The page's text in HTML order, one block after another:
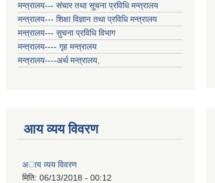
मन्त्रालय--- संचार तथा सूचना प्रविधि मन्त्रालय
मन्त्रालय--- शिक्षा विज्ञान तथा प्रविधि मन्त्रालय
मन्त्रालय--- सुचना प्रविधि विभाग
मन्त्रालय---- गृह मन्त्रालय
मन्त्रालय----अर्थ मन्त्रालय,
आय व्यय विवरण
अाय व्यय विवरण
मिति: 06/13/2018 - 00:12